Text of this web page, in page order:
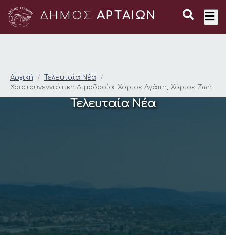
ΔΗΜΟΣ ΑΡΤΑΙΩΝ
Χριστουγεννιάτικη
Αρχική
Τελευταία Νέα
Χριστουγεννιάτικη Αιμοδοσία: Χάρισε Αγάπη, Χάρισε Ζωή
Τελευταία Νέα